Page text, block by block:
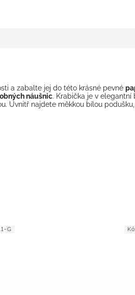
a zabalte jej do této krásné pevné
náušnic. Krabička je v
Uvnitř najdete měkkou bílou
G